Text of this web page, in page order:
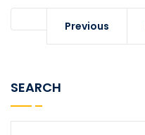
Previous
SEARCH